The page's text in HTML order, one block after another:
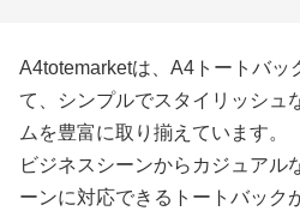
A4totemarketは、A4トートバッ
て、シンプルでスタイリッシュ
ムを豊富に取り揃えています。
ビジネスシーンからカジュアル
ーンに対応できるトートバック